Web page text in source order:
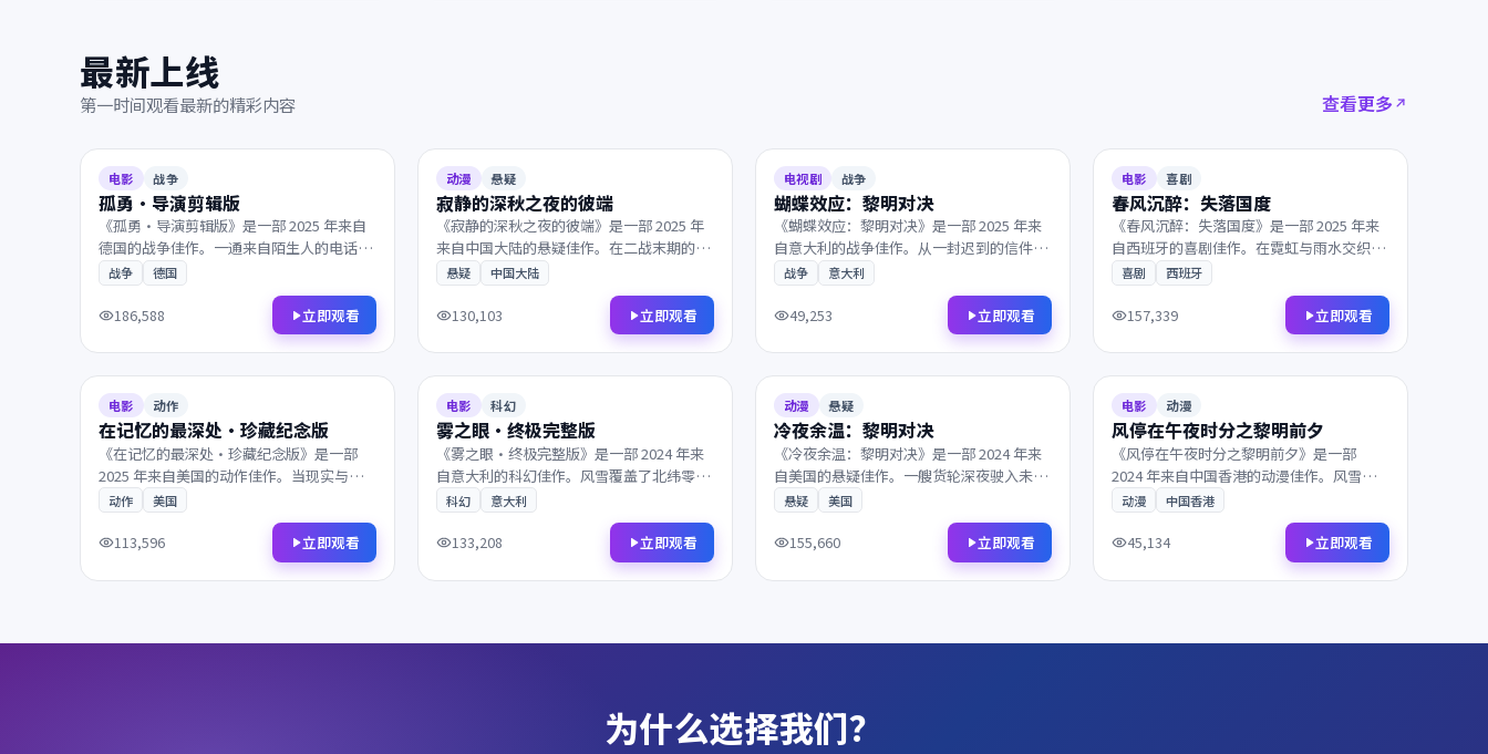
最新上线
第一时间观看最新的精彩内容 查看更多
8.5
电影 战争
孤勇·导演剪辑版
《孤勇·导演剪辑版》是一部 2025 年来自
德国的战争佳作。一通来自陌生人的电话打
破了平静，一群孤独的旅人在终点的小酒馆
相遇。镜头语言细腻动人，配乐与画面相得
益彰，影迷不容错过。
战争 德国
186,588 立即观看
8.0
动漫 悬疑
寂静的深秋之夜的彼端
《寂静的深秋之夜的彼端》是一部 2025 年
来自中国大陆的悬疑佳作。在二战末期的欧
洲战场，看似偶然的相遇背后藏着惊人的真
相。兼具商业类型片的爽感与艺术片的余
韵，影迷不容错过。
悬疑 中国大陆
130,103 立即观看
6.9
电视剧 战争
蝴蝶效应：黎明对决
《蝴蝶效应：黎明对决》是一部 2025 年来
自意大利的战争佳作。从一封迟到的信件开
始，父子在沉默中重新认识彼此。镜头与配
乐的张力让每一帧都值得细细品鉴，影迷不
容错过。
战争 意大利
49,253 立即观看
9.0
电影 喜剧
春风沉醉：失落国度
《春风沉醉：失落国度》是一部 2025 年来
自西班牙的喜剧佳作。在霓虹与雨水交织的
都市，一封匿名信打乱了原本平静的生活。
值得在大银幕上反复品味的诚意之作，影迷
不容错过。
喜剧 西班牙
157,339 立即观看
9.0
2025
电影 动作
在记忆的最深处·珍藏纪念版
《在记忆的最深处·珍藏纪念版》是一部
2025 年来自美国的动作佳作。当现实与回
忆的界限渐渐模糊，层层迷雾最终通向意想
不到的结局。是近年来不可多得的院线佳
作，影迷不容错过。
动作 美国
113,596 立即观看
9.3
2024
电影 科幻
雾之眼·终极完整版
《雾之眼·终极完整版》是一部 2024 年来
自意大利的科幻佳作。风雪覆盖了北纬零度
的边境，主角踏上一段关于救赎与重生的旅
程。剧情反转令人回味，情感层次饱满深
刻，影迷不容错过。
科幻 意大利
133,208 立即观看
9.1
2024
动漫 悬疑
冷夜余温：黎明对决
《冷夜余温：黎明对决》是一部 2024 年来
自美国的悬疑佳作。一艘货轮深夜驶入未知
海域，一段尘封多年的往事被缓缓揭开。兼
具商业类型片的爽感与艺术片的余韵，影迷
不容错过。
悬疑 美国
155,660 立即观看
8.0
2024
电影 动漫
风停在午夜时分之黎明前夕
《风停在午夜时分之黎明前夕》是一部
2024 年来自中国香港的动漫佳作。风雪覆
盖了北纬零度的边境，层层迷雾最终通向意
想不到的结局。值得在大银幕上反复品味的
诚意之作，影迷不容错过。
动漫 中国香港
45,134 立即观看
为什么选择我们？